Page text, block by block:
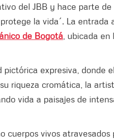
del JBB y hace parte de
la vida´. La entrada
de Bogotá , ubicada
expresiva, donde
riqueza cromática, la
vida a paisajes de
cuerpos vivos atravesados